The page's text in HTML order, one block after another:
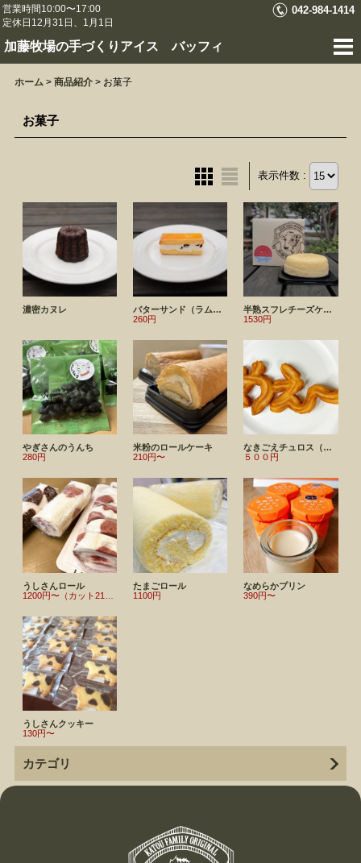
営業時間10:00〜17:00
定休日12月31日、1月1日
042-984-1414
加藤牧場の手づくりアイス バッフィ
ホーム > 商品紹介 > お菓子
お菓子
表示件数 :
濃密カヌレ
バターサンド（ラムレーズン）
260円
半熟スフレチーズケーキ
1530円
やぎさんのうんち
280円
米粉のロールケーキ
210円〜
なきごえチュロス（米粉チュロス）
５００円
うしさんロール
たまごロール
1100円
なめらかプリン
390円〜
うしさんクッキー
130円〜
カテゴリ